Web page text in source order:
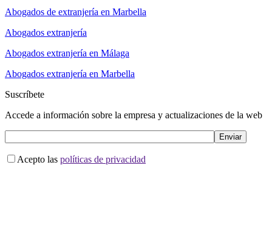
Abogados de extranjería en Marbella
Abogados extranjería
Abogados extranjería en Málaga
Abogados extranjería en Marbella
Suscríbete
Accede a información sobre la empresa y actualizaciones de la web
Acepto las políticas de privacidad